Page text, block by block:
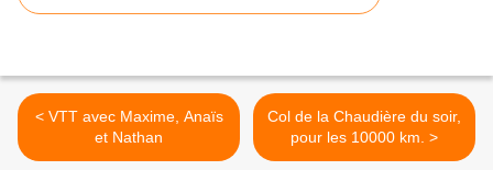
< VTT avec Maxime, Anaïs
et Nathan
Col de la Chaudière du soir,
pour les 10000 km. >